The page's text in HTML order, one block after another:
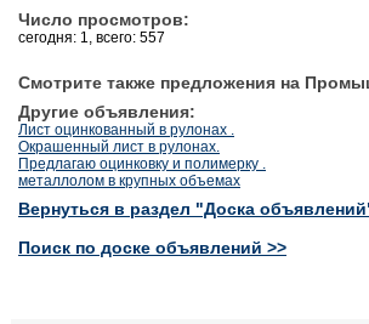
Число просмотров:
сегодня: 1, всего: 557
Смотрите также предложения на
Другие объявления:
Лист оцинкованный в рулонах .
Окрашенный лист в рулонах.
Предлагаю оцинковку и полимерку .
металлолом в крупных объемах
Вернуться в раздел "Доска
Поиск по доске объявлений >>